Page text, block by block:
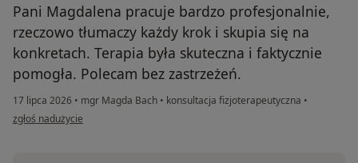
Pani Magdalena pracuje bardzo profesjonalnie,
rzeczowo tłumaczy każdy krok i skupia się na
konkretach. Terapia była skuteczna i faktycznie
pomogła. Polecam bez zastrzeżeń.
17 lipca 2026 • mgr Magda Bach • konsultacja fizjoterapeutyczna •
w opinii użytkownika Katarzyna
zgłoś nadużycie